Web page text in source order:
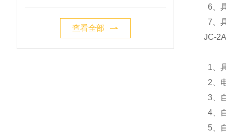
查看全部
6、
7、
JC-
1、
2、
3、
4、
5、